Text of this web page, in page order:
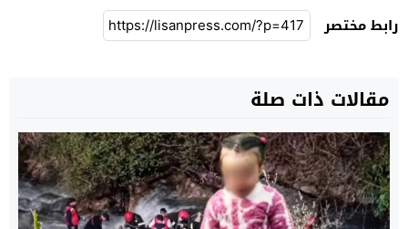
رابط مختصر
مقالات ذات صلة